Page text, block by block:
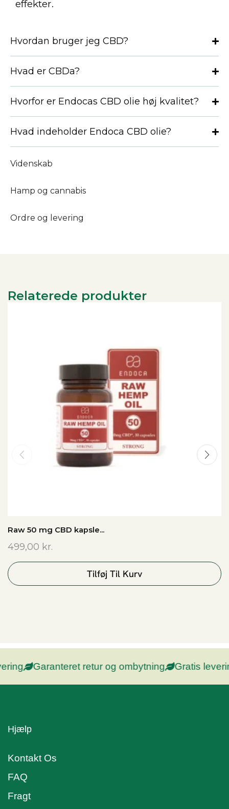
Videnskab
Hamp og cannabis
Ordre og levering
effekter.
Hvordan bruger jeg CBD?
Hvad er CBDa?
Hvorfor er Endocas CBD olie høj kvalitet?
Hvad indeholder Endoca CBD olie?
Relaterede produkter
Raw 50 mg CBD kapsle...
499,00 kr.
Tilføj Til Kurv
Garanteret retur og ombytning Gratis levering
Hjælp
Kontakt Os
FAQ
Fragt